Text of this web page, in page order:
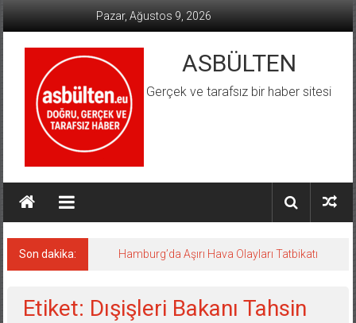
Pazar, Ağustos 9, 2026
ASBÜLTEN
Gerçek ve tarafsız bir haber sitesi
Son dakika: Hamburg’da Aşırı Hava Olayları Tatbikatı
Etiket: Dışişleri Bakanı Tahsin